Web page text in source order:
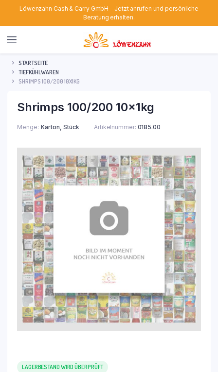
Löwenzahn Cash & Carry GmbH - Jetzt anrufen und persönliche
Beratung erhalten.
STARTSEITE
TIEFKÜHLWAREN
SHRIMPS 100/200 10X1KG
Shrimps 100/200 10x1kg
Menge Karton, Stück Artikelnummer: 0185.00
LAGERBESTAND WIRD ÜBERPRÜFT